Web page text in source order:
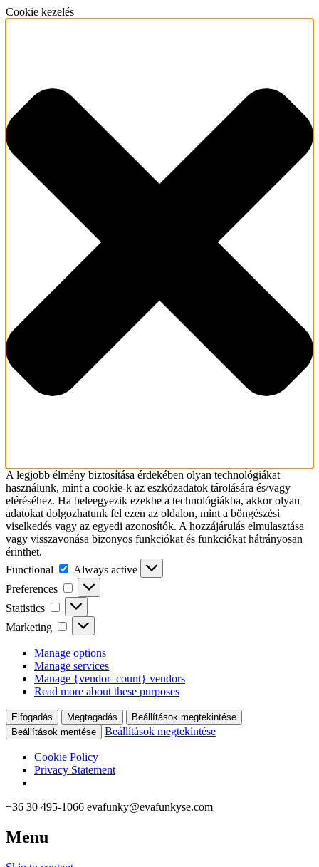
Cookie kezelés
A legjobb élmény biztosítása érdekében olyan technológiákat
használunk, mint a cookie-k az eszközadatok tárolására és/vagy
eléréséhez. Ha beleegyezik ezekbe a technológiákba, akkor olyan
adatokat dolgozhatunk fel ezen az oldalon, mint a böngészési
viselkedés vagy az egyedi azonosítók. A hozzájárulás elmulasztása
vagy visszavonása bizonyos funkciókat és funkciókat hátrányosan
érinthet.
Functional
Functional
Always active
Preferences
Preferences
Statistics Statistics
Marketing Marketing
Manage options
Manage services
Manage {vendor_count} vendors
Read more about these purposes
Elfogadás Megtagadás
Beállítások megtekintése
Beállítások mentése
Beállítások megtekintése
Cookie Policy
Privacy Statement
+36 30 495-1066 evafunky@evafunkyse.com
Ritmuscsapatok Országos Táncversenye és a Hip-Hop Unite
Menu